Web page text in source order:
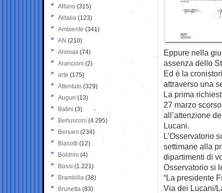
Eppure nella
assenza dello
Ed è la
attraverso una
La prima
27 marzo
all’attenzione
Lucani.
L’Osservatorio
settimane alla
dipartimenti di
Osservatorio si
“La presidente
Via dei Lucani/
Alfano (315)
Alitalia (123)
Ambiente (341)
AN (210)
Animali (74)
Arancioni (2)
arte (175)
Attentato (329)
Auguri (13)
Batini (3)
Berlusconi (4.295)
Bersani (234)
Biasotti (12)
Boldrini (4)
Bossi (1.221)
Brambilla (38)
Brunetta (83)